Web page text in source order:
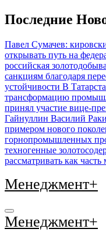
Перейти
к
Последние
Павел Сумачев:
открывать путь на
российская
санкциям благодаря
устойчивости В
трансформацию
принял участие вице-
Гайнуллин Василий
примером нового
горнопромышленных
техногенные
рассматривать как
Менеджмент+
Менеджмент+